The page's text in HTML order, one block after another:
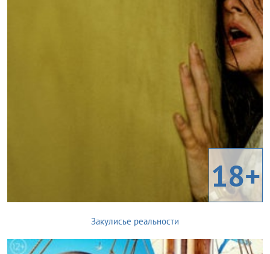
18+
Закулисье реальности